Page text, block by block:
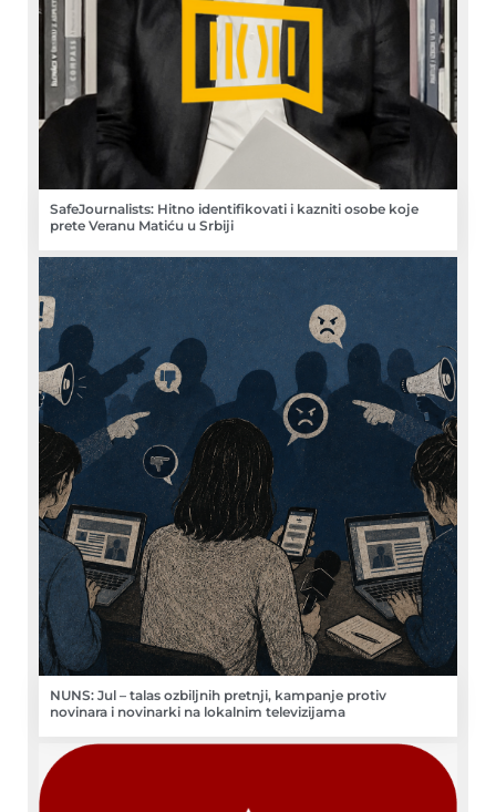
SafeJournalists: Hitno identifikovati i kazniti osobe koje
prete Veranu Matiću u Srbiji
NUNS: Jul – talas ozbiljnih pretnji, kampanje protiv
novinara i novinarki na lokalnim televizijama